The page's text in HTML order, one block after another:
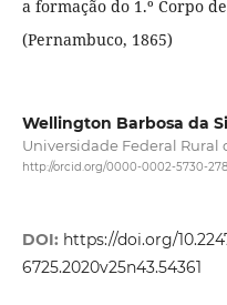
a formação do 1.º Corpo
(Pernambuco, 1865)
Wellington Barbosa da
Universidade Federal Rural
http://orcid.org/0000-0002-5730-
DOI: https://doi.org/
6725.2020v25n43.54361